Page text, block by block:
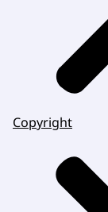
Copyright